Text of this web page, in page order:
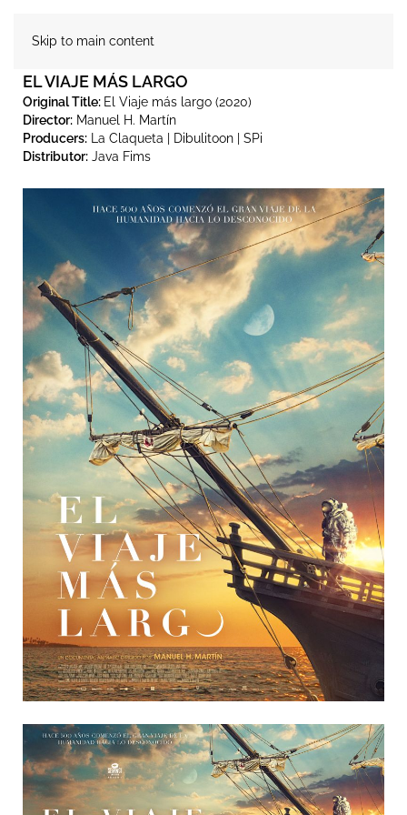
Skip to main content
EL VIAJE MÁS LARGO
Original Title: El Viaje más largo (2020)
Director: Manuel H. Martín
Producers: La Claqueta | Dibulitoon | SPi
Distributor: Java Fims